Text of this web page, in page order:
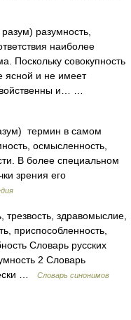
разумность,
наиболее
Поскольку совокупность
ясной и не имеет
и… …
термин в самом
осмысленность,
В более специальном
зрения его
здравомыслие,
приспособленность,
Словарь русских
2 Словарь
…
Словарь синонимов